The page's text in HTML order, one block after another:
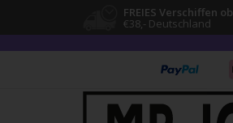
FREIES Verschiffen
€38,- Deutschland